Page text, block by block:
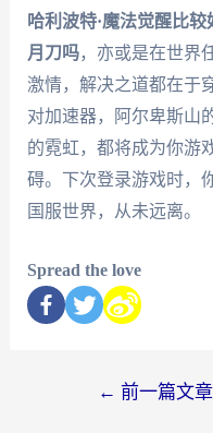
哈利波特·魔法觉醒比较
月刀吗，亦或是在世界
激情，解决之道都在于
对加速器，阿尔卑斯山
的霓虹，都将成为你游
碍。下次登录游戏时，
国服世界，从未远离。
Spread the love
← 前一篇文章